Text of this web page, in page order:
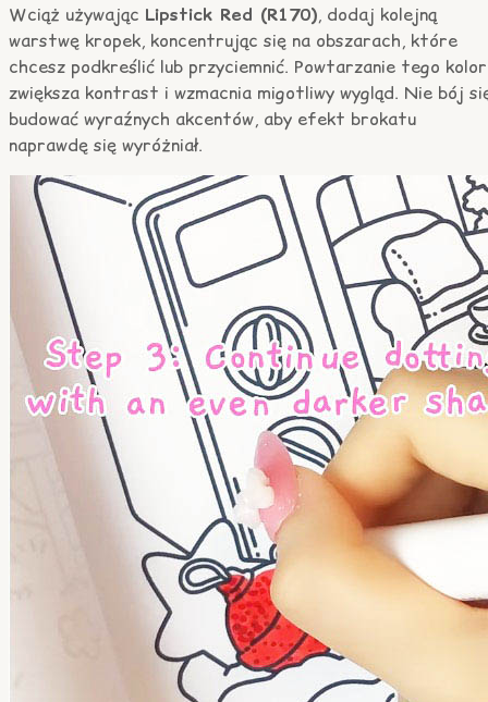
Wciąż używając Lipstick Red (R170), dodaj kolejną
warstwę kropek, koncentrując się na obszarach, które
chcesz podkreślić lub przyciemnić. Powtarzanie tego
zwiększa kontrast i wzmacnia migotliwy wygląd. Nie bój
budować wyraźnych akcentów, aby efekt brokatu
naprawdę się wyróżniał.